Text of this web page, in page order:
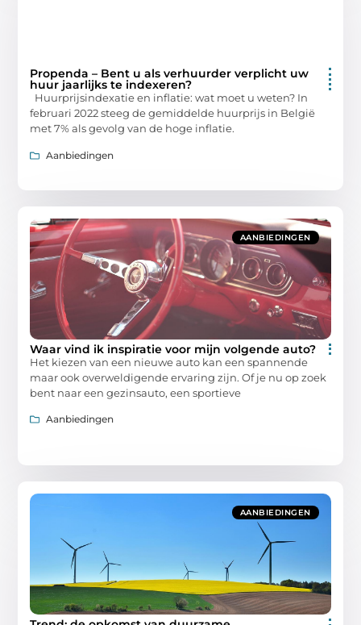
Propenda – Bent u als verhuurder verplicht uw
huur jaarlijks te indexeren?
Huurprijsindexatie en inflatie: wat moet u weten? In
februari 2022 steeg de gemiddelde huurprijs in België
met 7% als gevolg van de hoge inflatie.
Aanbiedingen
AANBIEDINGEN
Waar vind ik inspiratie voor mijn volgende auto?
Het kiezen van een nieuwe auto kan een spannende
maar ook overweldigende ervaring zijn. Of je nu op zoek
bent naar een gezinsauto, een sportieve
Aanbiedingen
AANBIEDINGEN